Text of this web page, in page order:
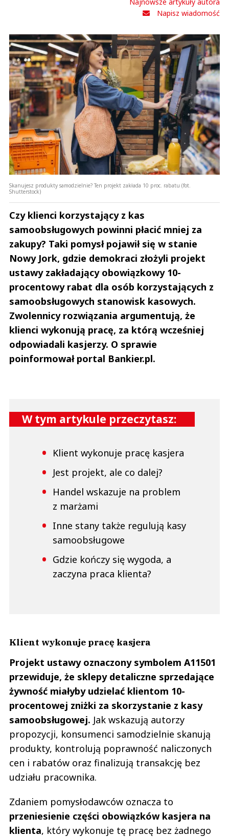
Napisz wiadomość
Skanujesz produkty samodzielnie? Ten projekt zakłada 10 proc. rabatu (fot.
Shutterstock)
Czy klienci korzystający z kas
samoobsługowych powinni płacić mniej za
zakupy? Taki pomysł pojawił się w stanie
Nowy Jork, gdzie demokraci złożyli projekt
ustawy zakładający obowiązkowy 10-
procentowy rabat dla osób korzystających z
samoobsługowych stanowisk kasowych.
Zwolennicy rozwiązania argumentują, że
klienci wykonują pracę, za którą wcześniej
odpowiadali kasjerzy. O sprawie
poinformował portal Bankier.pl.
W tym artykule przeczytasz:
Klient wykonuje pracę kasjera
Jest projekt, ale co dalej?
Handel wskazuje na problem
z marżami
Inne stany także regulują kasy
samoobsługowe
Gdzie kończy się wygoda, a
zaczyna praca klienta?
Klient wykonuje pracę kasjera
Projekt ustawy oznaczony symbolem A11501
przewiduje, że sklepy detaliczne sprzedające
żywność miałyby udzielać klientom 10-
procentowej zniżki za skorzystanie z kasy
samoobsługowej. Jak wskazują autorzy
propozycji, konsumenci samodzielnie skanują
produkty, kontrolują poprawność naliczonych
cen i rabatów oraz finalizują transakcję bez
udziału pracownika.
Zdaniem pomysłodawców oznacza to
przeniesienie części obowiązków kasjera na
klienta, który wykonuje tę pracę bez żadnego